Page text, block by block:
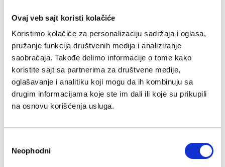
Ovaj veb sajt koristi kolačiće
Koristimo kolačiće za personalizaciju sadržaja i oglasa,
pružanje funkcija društvenih medija i analiziranje
saobraćaja. Takođe delimo informacije o tome kako
koristite sajt sa partnerima za društvene medije,
oglašavanje i analitiku koji mogu da ih kombinuju sa
drugim informacijama koje ste im dali ili koje su prikupili
na osnovu korišćenja usluga.
сагласности
Neophodni
Akcija:Zatim, podignite teg ka plafonu,
kukove i vratite se u početni položaj.